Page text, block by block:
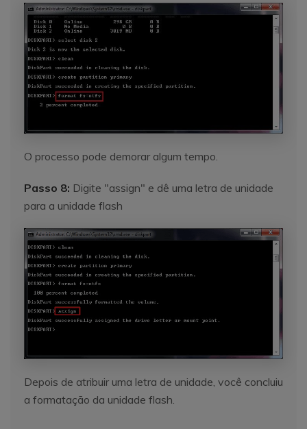
O processo pode demorar algum tempo.
Passo 8: Digite "assign" e dê uma letra de unidade
para a unidade flash
Depois de atribuir uma letra de unidade, você concluiu
a formatação da unidade flash.